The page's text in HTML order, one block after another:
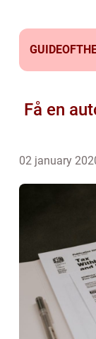
Få en
02 january